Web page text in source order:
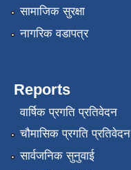
सामाजिक सुरक्षा
नागरिक वडापत्र
Reports
वार्षिक प्रगति प्रतिवेदन
चौमासिक प्रगति प्रतिवेदन
सार्वजनिक सुनुवाई